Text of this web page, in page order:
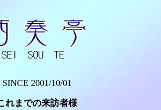
SINCE 2001/10/01
れまでの来訪者様